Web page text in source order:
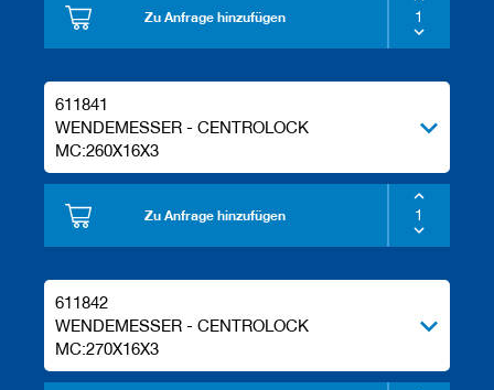
Zu Anfrage hinzufügen
611841
WENDEMESSER - CENTROLOCK
MC:260X16X3
Zu Anfrage hinzufügen
611842
WENDEMESSER - CENTROLOCK
MC:270X16X3